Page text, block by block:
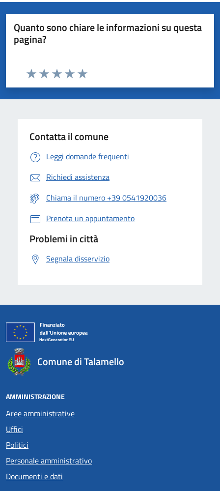
Quanto sono chiare le informazioni su questa
pagina?
Valuta da 1 a 5 stelle la pagina
Valuta 5 stelle su 5
Valuta 4 stelle su 5
Valuta 3 stelle su 5
Valuta 2 stelle su 5
Valuta 1 stelle su 5
Contatta il comune
Leggi domande frequenti
Richiedi assistenza
Chiama il numero +39 0541920036
Prenota un appuntamento
Problemi in città
Segnala disservizio
Comune di Talamello
AMMINISTRAZIONE
Aree amministrative
Uffici
Politici
Personale amministrativo
Documenti e dati